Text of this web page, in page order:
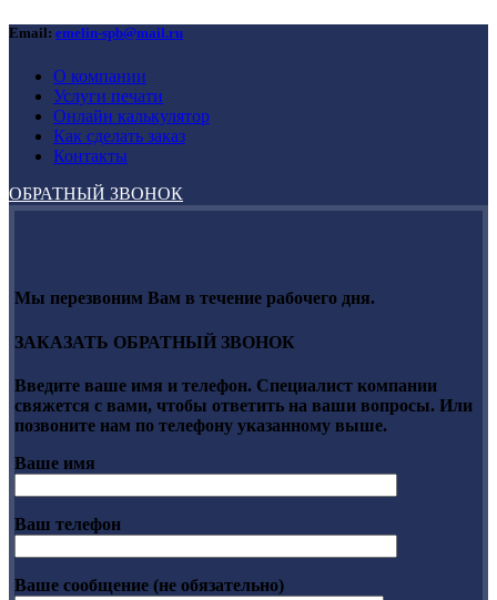
Email: emelin-spb@mail.ru
О компании
Услуги печати
Онлайн калькулятор
Как сделать заказ
Контакты
ОБРАТНЫЙ ЗВОНОК
Мы перезвоним Вам в течение рабочего дня.
ЗАКАЗАТЬ ОБРАТНЫЙ ЗВОНОК
Введите ваше имя и телефон. Специалист компании
свяжется с вами, чтобы ответить на ваши вопросы. Или
позвоните нам по телефону указанному выше.
Ваше имя
Ваш телефон
Ваше сообщение (не обязательно)